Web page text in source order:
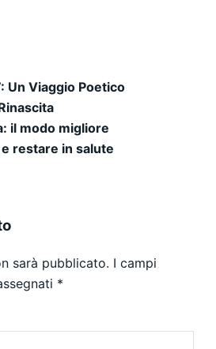
Un Viaggio Poetico
il modo migliore
restare in salute
sarà pubblicato. I campi
*